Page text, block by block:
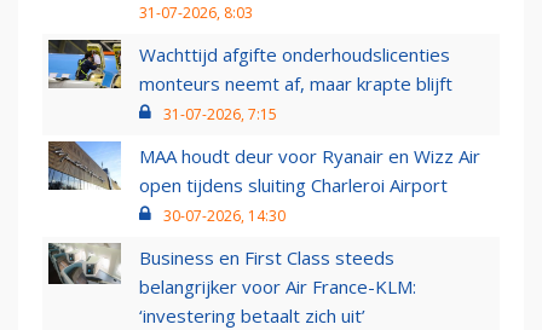
31-07-2026, 8:03
Wachttijd afgifte onderhoudslicenties
monteurs neemt af, maar krapte blijft
31-07-2026, 7:15
MAA houdt deur voor Ryanair en Wizz Air
open tijdens sluiting Charleroi Airport
30-07-2026, 14:30
Business en First Class steeds
belangrijker voor Air France-KLM:
‘investering betaalt zich uit’